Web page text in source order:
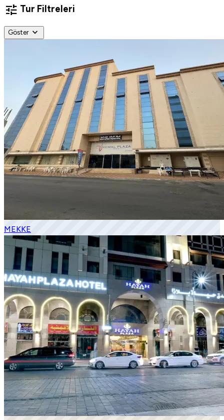
tune Tur Filtreleri
Göster expand_more
MEKKE